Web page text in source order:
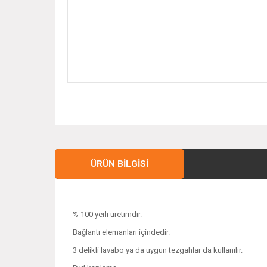
ÜRÜN BILGISI
% 100 yerli üretimdir.
Bağlantı elemanları içindedir.
3 delikli lavabo ya da uygun tezgahlar da kullanılır.